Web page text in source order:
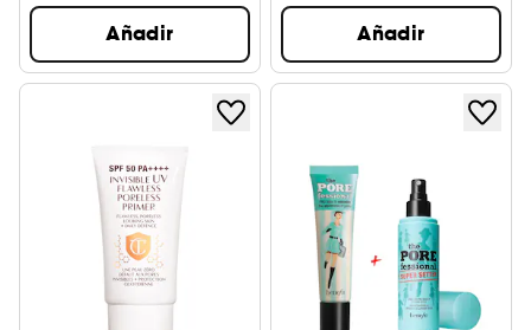
Añadir Añadir